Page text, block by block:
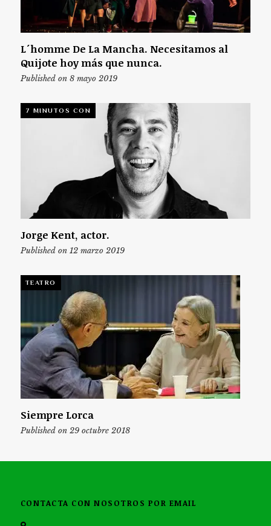
L´homme De La Mancha. Necesitamos al
Quijote hoy más que nunca.
Published on 8 mayo 2019
7 MINUTOS CON
Jorge Kent, actor.
Published on 12 marzo 2019
TEATRO
Siempre Lorca
Published on 29 octubre 2018
CONTACTA CON NOSOTROS POR EMAIL